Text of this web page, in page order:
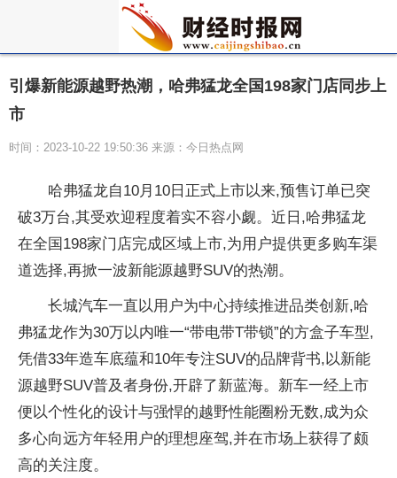
引爆新能源越野热潮，哈弗猛龙全国198家门店同步上
市
时间：2023-10-22 19:50:36 来源：今日热点网
哈弗猛龙自10月10日正式上市以来,预售订单已突
破3万台,其受欢迎程度着实不容小觑。 近日,哈弗猛龙
在全国198家门店完成区域上市,为用户提供更多购车渠
道选择,再掀一波新能源越野SUV的热潮。
长城汽车一直以用户为中心持续推进品类创新,哈
弗猛龙作为30万以内唯一“带电带T带锁”的方盒子车型,
凭借33年造车底蕴和10年专注SUV的品牌背书,以新能
源越野SUV普及者身份,开辟了新蓝海。新车一经上市
便以个性化的设计与强悍的越野性能圈粉无数,成为众
多心向远方年轻用户的理想座驾,并在市场上获得了颇
高的关注度。